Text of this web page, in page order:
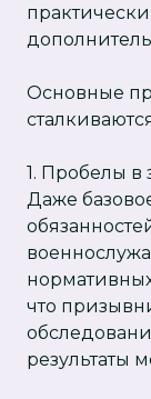
Основные
1. Пробелы в
Даже
что
результаты